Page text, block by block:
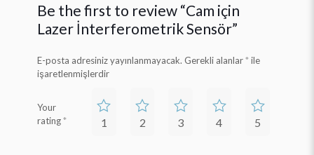
Be the first to review “Cam için
Lazer İnterferometrik Sensör”
E-posta adresiniz yayınlanmayacak. Gerekli alanlar*ile
işaretlenmişlerdir
Your
rating* 1 2 3 4 5